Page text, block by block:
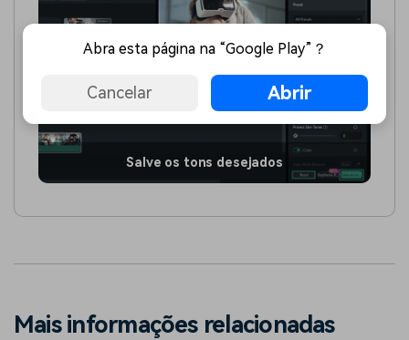
Salve os tons desejados
Mais informações relacionadas
Abra esta página na “Google Play”？
Cancelar Abrir